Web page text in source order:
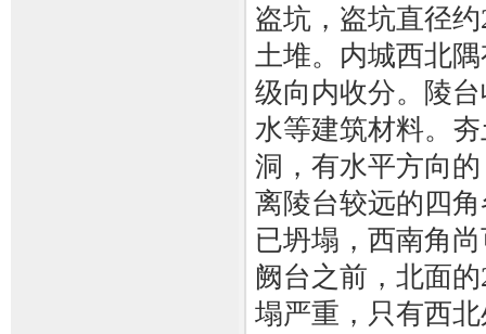
盗坑，盗坑直径
土堆。内城西北
级向内收分。陵
水等建筑材料。
洞，有水平方向
离陵台较远的四
已坍塌，西南角
阙台之前，北面
塌严重，只有西